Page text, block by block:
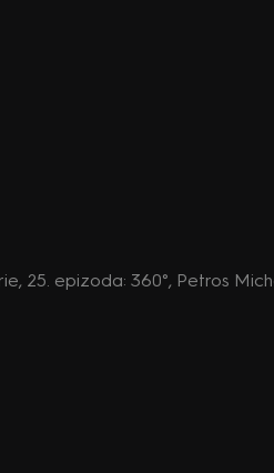
25. epizoda: 360°, Petros